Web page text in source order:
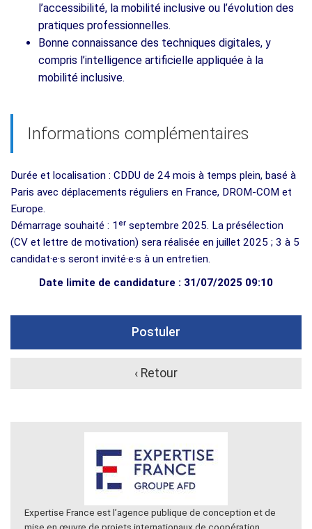
l’accessibilité, la mobilité inclusive ou l’évolution des
pratiques professionnelles.
Bonne connaissance des techniques digitales, y
compris l’intelligence artificielle appliquée à la
mobilité inclusive.
Informations complémentaires
Durée et localisation : CDDU de 24 mois à temps plein, basé à
Paris avec déplacements réguliers en France, DROM‑COM et
Europe.
Démarrage souhaité : 1ᵉʳ septembre 2025. La présélection
(CV et lettre de motivation) sera réalisée en juillet 2025 ; 3 à 5
candidat·e·s seront invité·e·s à un entretien.
Date limite de candidature : 31/07/2025 09:10
Postuler
‹ Retour
Expertise France est l’agence publique de conception et de
mise en œuvre de projets internationaux de coopération